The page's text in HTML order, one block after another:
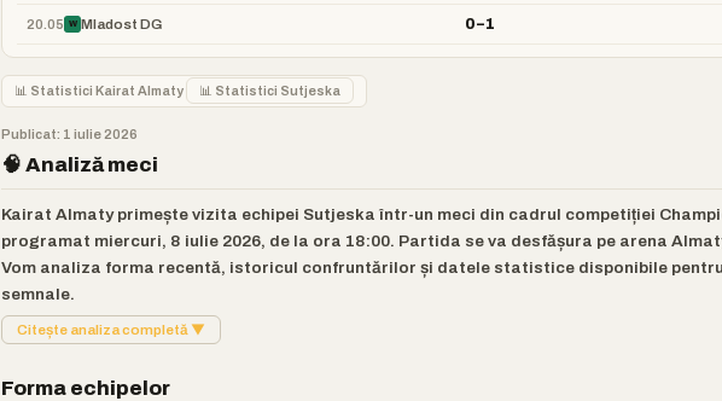
20.05 W Mladost DG 0–1
📊 Statistici Kairat Almaty 📊 Statistici Sutjeska
Publicat: 1 iulie 2026
🧠 Analiză meci
Kairat Almaty primește vizita echipei Sutjeska într-un meci din cadrul competiției
programat miercuri, 8 iulie 2026, de la ora 18:00. Partida se va desfășura pe arena
Vom analiza forma recentă, istoricul confruntărilor și datele statistice disponibile
semnale.
Citește analiza completă ▼
Forma echipelor